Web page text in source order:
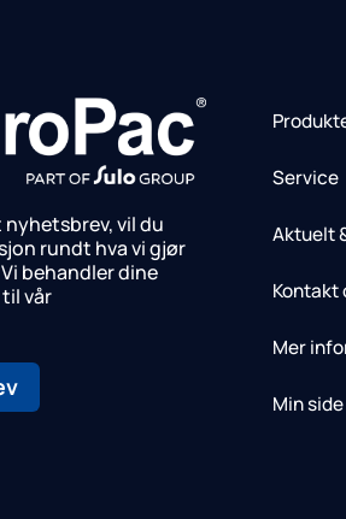
nyhetsbrev, vil du
rundt hva vi gjør
Vi behandler dine
vår
Service
Aktuelt
Kontakt
Mer
Min side